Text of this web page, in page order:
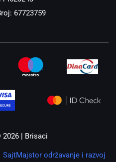
67723759
| Brisaci
SajtMajstor održavanje i razvoj